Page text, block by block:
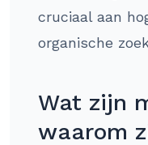
cruciaal aan
organische
Wat zijn
waarom